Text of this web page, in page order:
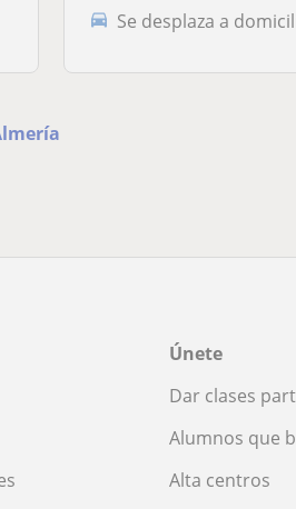
Se desplaza a
Únete
Dar clases
Alumnos que
Alta centros